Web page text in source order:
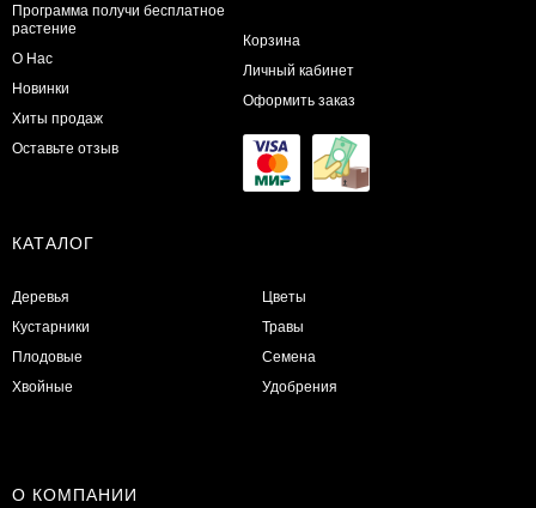
Программа получи бесплатное
растение
О Нас
Новинки
Хиты продаж
Оставьте отзыв
Корзина
Личный кабинет
Оформить заказ
КАТАЛОГ
Деревья
Кустарники
Плодовые
Хвойные
Цветы
Травы
Семена
Удобрения
О КОМПАНИИ